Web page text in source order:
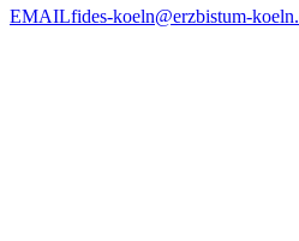
EMAILfides-koeln@erzbistum-